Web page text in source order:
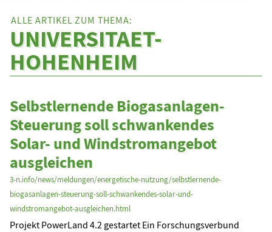
ALLE ARTIKEL ZUM THEMA:
UNIVERSITAET-
HOHENHEIM
Selbstlernende Biogasanlagen-
Steuerung soll schwankendes
Solar- und Windstromangebot
ausgleichen
3-n.info/news/meldungen/energetische-nutzung/selbstlernende-
biogasanlagen-steuerung-soll-schwankendes-solar-und-
windstromangebot-ausgleichen.html
Projekt PowerLand 4.2 gestartet Ein Forschungsverbund